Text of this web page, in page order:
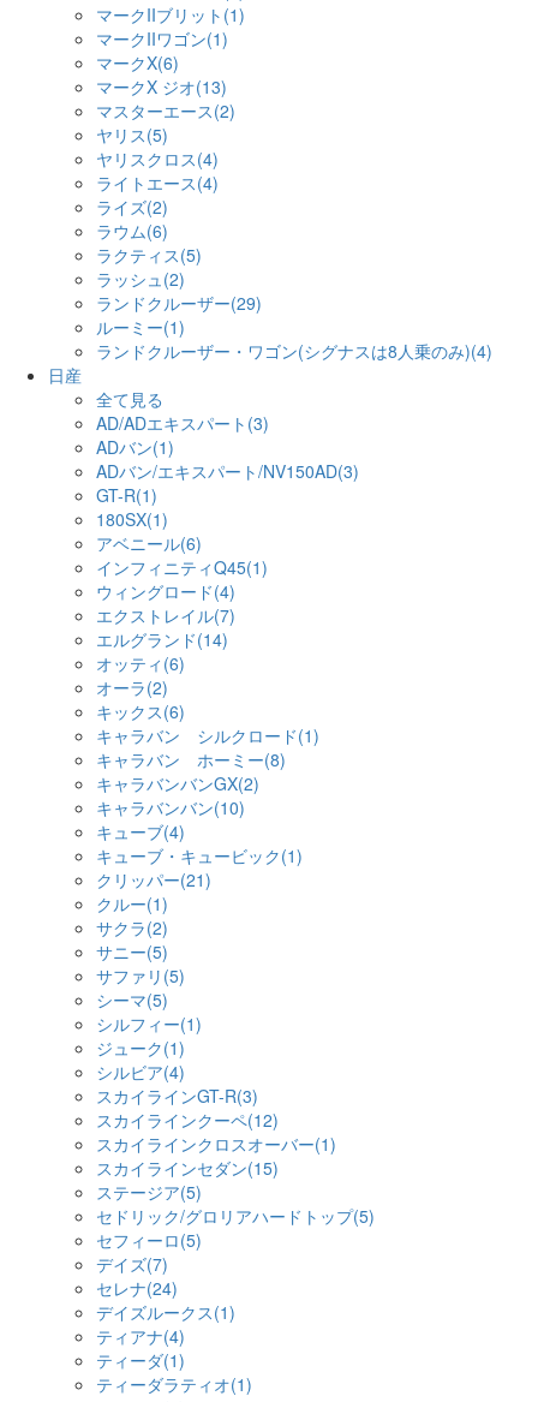
マークIIブリット(1)
マークIIワゴン(1)
マークX(6)
マークX ジオ(13)
マスターエース(2)
ヤリス(5)
ヤリスクロス(4)
ライトエース(4)
ライズ(2)
ラウム(6)
ラクティス(5)
ラッシュ(2)
ランドクルーザー(29)
ルーミー(1)
ランドクルーザー・ワゴン(シグナスは8人乗のみ)(4)
日産
全て見る
AD/ADエキスパート(3)
ADバン(1)
ADバン/エキスパート/NV150AD(3)
GT-R(1)
180SX(1)
アベニール(6)
インフィニティQ45(1)
ウィングロード(4)
エクストレイル(7)
エルグランド(14)
オッティ(6)
オーラ(2)
キックス(6)
キャラバン シルクロード(1)
キャラバン ホーミー(8)
キャラバンバンGX(2)
キャラバンバン(10)
キューブ(4)
キューブ・キュービック(1)
クリッパー(21)
クルー(1)
サクラ(2)
サニー(5)
サファリ(5)
シーマ(5)
シルフィー(1)
ジューク(1)
シルビア(4)
スカイラインGT-R(3)
スカイラインクーペ(12)
スカイラインクロスオーバー(1)
スカイラインセダン(15)
ステージア(5)
セドリック/グロリアハードトップ(5)
セフィーロ(5)
デイズ(7)
セレナ(24)
デイズルークス(1)
ティアナ(4)
ティーダ(1)
ティーダラティオ(1)